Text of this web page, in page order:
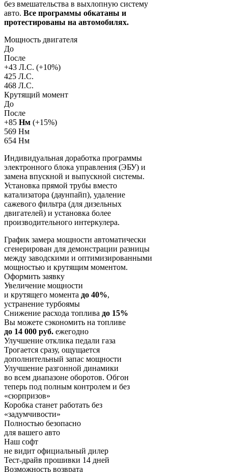
без вмешательства в выхлопную систему
авто. Все программы обкатаны и
протестированы на автомобилях.
Мощность двигателя
До
После
+43 Л.С. (+10%)
425 Л.С.
468 Л.С.
Крутящий момент
До
После
+85 Нм (+15%)
569 Нм
654 Нм
Индивидуальная доработка программы
электронного блока управления (ЭБУ) и
замена впускной и выпускной системы.
Установка прямой трубы вместо
катализатора (даунпайп), удаление
сажевого фильтра (для дизельных
двигателей) и установка более
производительного интеркулера.
График замера мощности автоматически
сгенерирован для демонстрации разницы
между заводскими и оптимизированными
мощностью и крутящим моментом.
Оформить заявку
Увеличение мощности
и крутящего момента до 40%,
устранение турбоямы
Снижение расхода топлива до 15%
Вы можете сэкономить на топливе
до 14 000 руб. ежегодно
Улучшение отклика педали газа
Трогается сразу, ощущается
дополнительный запас мощности
Улучшение разгонной динамики
во всем диапазоне оборотов. Обгон
теперь под полным контролем и без
«сюрпризов»
Коробка станет работать без
«задумчивости»
Полностью безопасно
для вашего авто
Наш софт
не видит официальный дилер
Тест-драйв прошивки 14 дней
Возможность возврата